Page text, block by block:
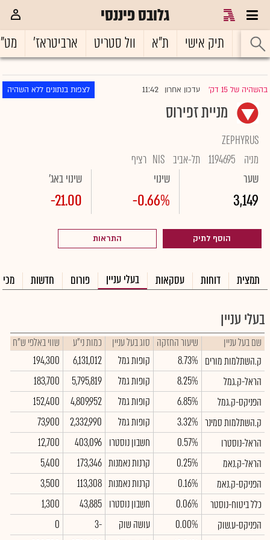
גלובס פיננסי
ראשי תיק אישי ת"א וול סטריט ארביטראז'
בהשהיה של 15 דק' |עדכון אחרון 11:42 לצפות בנתונים ללא השהיה
מניית זפירוס
ZEPHYRUS
מניה
1194695 תל-אביב NIS רציף
שער
3,149
שינוי
-0.66%
שינוי באג'
-21.00
הוסף לתיק התראות
תמצית דוחות עסקאות בעלי עניין פורום חדשות
בעלי עניין
שם בעל עניין שיעור החזקה סוג בעל עניין כמות ני"ע
שווי באלפי ש"ח
ק.השתלמות מורים 8.73% קופות גמל 6,131,012
194,300
הראל-ק.גמל
8.25% קופות גמל 5,795,819
183,700
הפניקס-ק.גמל
6.85% קופות גמל 4,809,952
152,400
ק.השתלמות סמינר 3.32% קופות גמל 2,332,990
73,900
הראל-נוסטרו
0.57% חשבון נוסטרו 403,096
12,700
הראל-ק.נאמ
0.25% קרנות נאמנות 173,346
5,400
הפניקס-ק.נאמ
0.16% קרנות נאמנות 113,308
3,500
כלל ביטוח-נוסטר
0.06% חשבון נוסטרו 43,885
1,300
הפניקס-ע.שוק
0.00% עושה שוק -3
0